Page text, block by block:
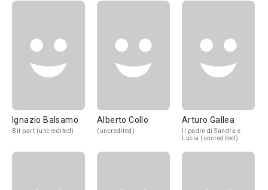
Ignazio Balsamo
Bit part (uncredited)
Alberto Collo
(uncredited)
Arturo Gallea
Il padre di Sandra e
Lucia (uncredited)